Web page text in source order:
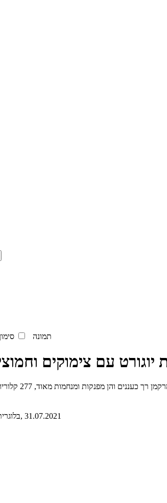
תמונה
יוגורט עם צימוקים
מאוד, 277 קלוריות למנה, 270 קלוריות ל-100 גרם
,, 31.07.2021